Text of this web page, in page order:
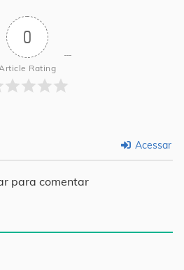
0
Rating
Acessar
para comentar